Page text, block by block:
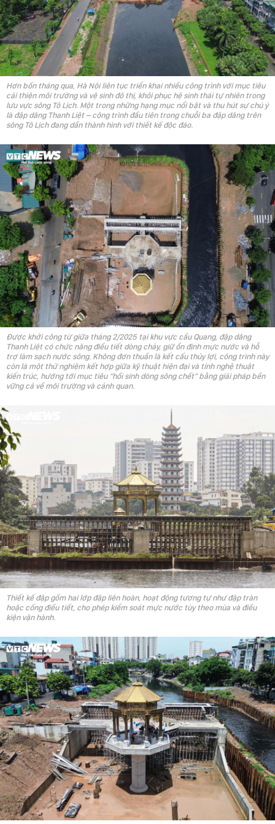
Hơn bốn tháng qua, Hà Nội liên tục triển khai nhiều công trình với mục tiêu
cải thiện môi trường và vệ sinh đô thị, khôi phục hệ sinh thái tự nhiên trong
lưu vực sông Tô Lịch. Một trong những hạng mục nổi bật và thu hút sự chú ý
là đập dâng Thanh Liệt – công trình đầu tiên trong chuỗi ba đập dâng trên
sông Tô Lịch đang dần thành hình với thiết kế độc đáo.
Được khởi công từ giữa tháng 2/2025 tại khu vực cầu Quang, đập dâng
Thanh Liệt có chức năng điều tiết dòng chảy, giữ ổn định mực nước và hỗ
trợ làm sạch nước sông. Không đơn thuần là kết cấu thủy lợi, công trình này
còn là một thử nghiệm kết hợp giữa kỹ thuật hiện đại và tính nghệ thuật
kiến trúc, hướng tới mục tiêu “hồi sinh dòng sông chết” bằng giải pháp bền
vững cả về môi trường và cảnh quan.
Thiết kế đập gồm hai lớp đập liên hoàn, hoạt động tương tự như đập tràn
hoặc cống điều tiết, cho phép kiểm soát mực nước tùy theo mùa và điều
kiện vận hành.